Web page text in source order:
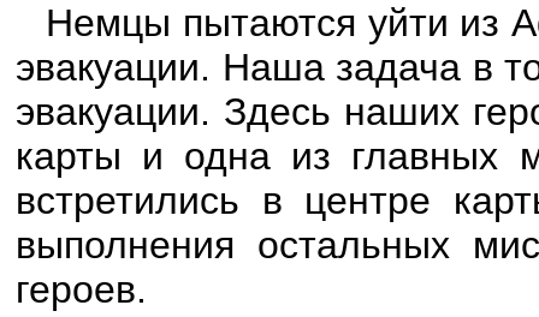
Немцы пытаются уйти из
эвакуации. Наша задача в
эвакуации. Здесь наших
карты и одна из главных
встретились в центре
выполнения остальных
героев.